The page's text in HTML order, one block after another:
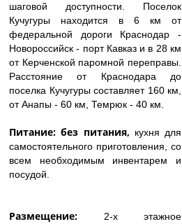
шаговой доступности. Поселок
Кучугуры находится в 6 км от
федеральной дороги Краснодар -
Новороссийск - порт Кавказ и в 28 км
от Керченской паромной переправы.
Расстояние от Краснодара до
поселка Кучугуры составляет 160 км,
от Анапы - 60 км, Темрюк - 40 км.
Питание: без питания, кухня для
самостоятельного приготовления, со
всем необходимым инвентарем и
посудой.
Размещение: 2-х этажное